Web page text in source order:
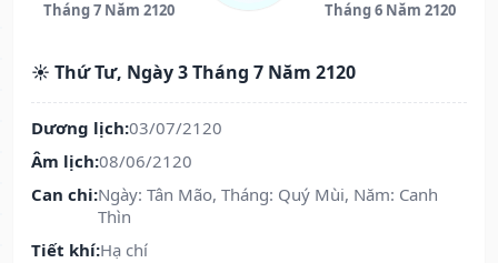
Tháng 7 Năm 2120 Tháng 6 Năm 2120
☀️ Thứ Tư, Ngày 3 Tháng 7 Năm 2120
Dương lịch:03/07/2120
Âm lịch:08/06/2120
Can chi:Ngày: Tân Mão, Tháng: Quý Mùi, Năm: Canh
Thìn
Tiết khí:Hạ chí